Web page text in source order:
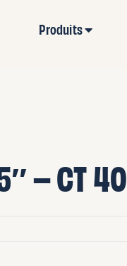
Produits
– CT 40